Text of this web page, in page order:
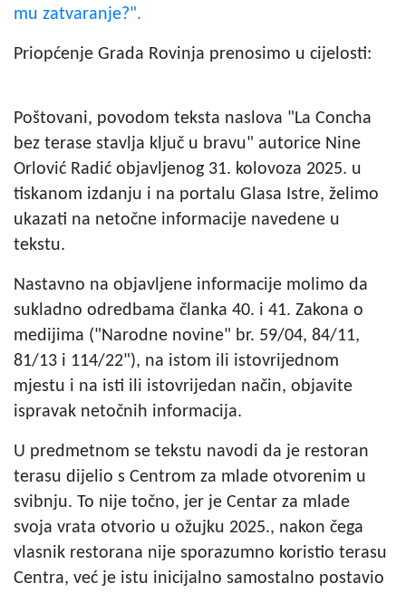
mu zatvaranje?".
Priopćenje Grada Rovinja prenosimo u cijelosti:
Poštovani, povodom teksta naslova "La Concha
bez terase stavlja ključ u bravu" autorice Nine
Orlović Radić objavljenog 31. kolovoza 2025. u
tiskanom izdanju i na portalu Glasa Istre, želimo
ukazati na netočne informacije navedene u
tekstu.
Nastavno na objavljene informacije molimo da
sukladno odredbama članka 40. i 41. Zakona o
medijima ("Narodne novine" br. 59/04, 84/11,
81/13 i 114/22"), na istom ili istovrijednom
mjestu i na isti ili istovrijedan način, objavite
ispravak netočnih informacija.
U predmetnom se tekstu navodi da je restoran
terasu dijelio s Centrom za mlade otvorenim u
svibnju. To nije točno, jer je Centar za mlade
svoja vrata otvorio u ožujku 2025., nakon čega
vlasnik restorana nije sporazumno koristio terasu
Centra, već je istu inicijalno samostalno postavio